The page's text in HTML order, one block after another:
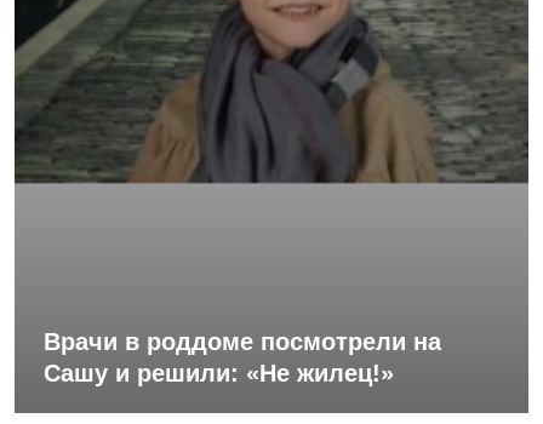
Врачи в роддоме посмотрели на
Сашу и решили: «Не жилец!»